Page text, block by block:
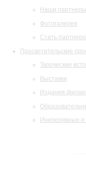
Наши партнеры
Фотогалерея
Стать
Просветительские
Творческие
Выставки
Издания
Инклюзивные